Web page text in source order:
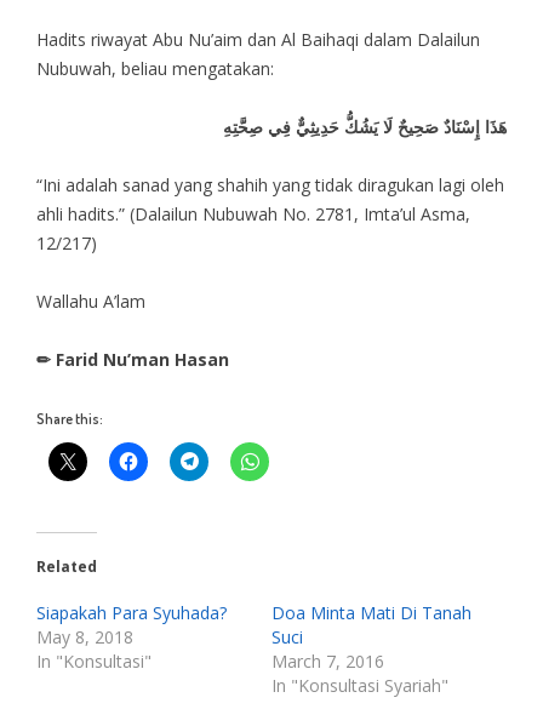
Hadits riwayat Abu Nu’aim dan Al Baihaqi dalam Dalailun
Nubuwah, beliau mengatakan:
هَذَا إِسْنَادٌ صَحِيحٌ لَا يَشُكُّ حَدِيثِيٌّ فِي صِحَّتِهِ
“Ini adalah sanad yang shahih yang tidak diragukan lagi oleh
ahli hadits.” (Dalailun Nubuwah No. 2781, Imta’ul Asma,
12/217)
Wallahu A’lam
✏ Farid Nu’man Hasan
Share this:
Related
Siapakah Para Syuhada?
May 8, 2018
In "Konsultasi"
Doa Minta Mati Di Tanah
Suci
March 7, 2016
In "Konsultasi Syariah"